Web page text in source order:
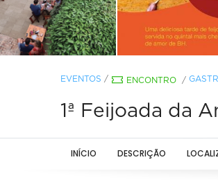
EVENTOS / ENCONTRO /
1ª Feijoada da
INÍCIO DESCRIÇÃO